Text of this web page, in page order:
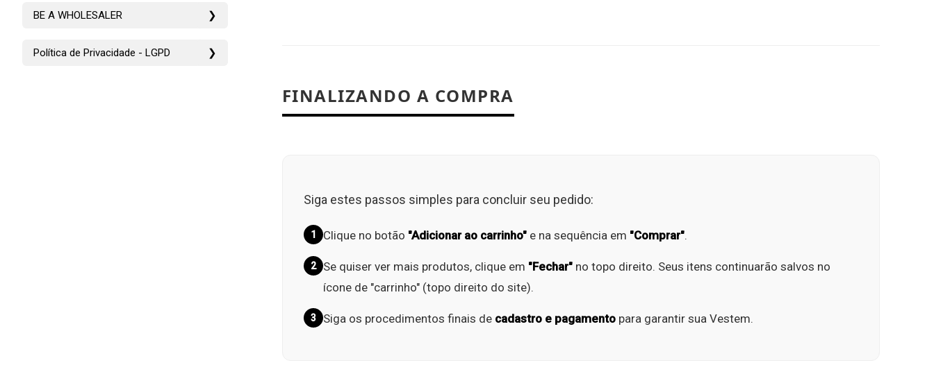
BE A WHOLESALER ❯
Política de Privacidade - LGPD ❯
FINALIZANDO A COMPRA
Siga estes passos simples para concluir seu pedido:
1 Clique no botão "Adicionar ao carrinho"e na sequência em "Comprar".
2 Se quiser ver mais produtos, clique em "Fechar"no topo direito. Seus itens continuarão salvos no
ícone de "carrinho" (topo direito do site).
3 Siga os procedimentos finais de cadastro e pagamentopara garantir sua Vestem.